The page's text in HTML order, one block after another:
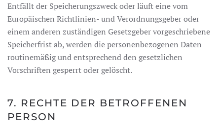
Entfällt der Speicherungszweck oder läuft eine vom
Europäischen Richtlinien- und Verordnungsgeber oder
einem anderen zuständigen Gesetzgeber vorgeschriebene
Speicherfrist ab, werden die personenbezogenen Daten
routinemäßig und entsprechend den gesetzlichen
Vorschriften gesperrt oder gelöscht.
7. RECHTE DER BETROFFENEN
PERSON